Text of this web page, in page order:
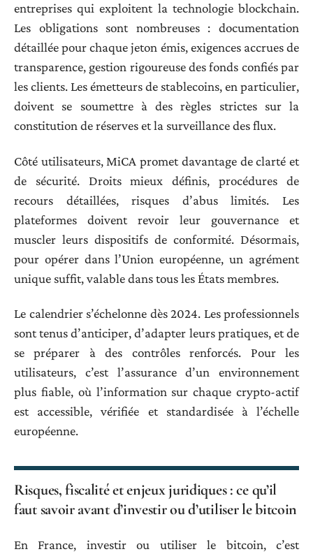
entreprises qui exploitent la technologie blockchain.
Les obligations sont nombreuses : documentation
détaillée pour chaque jeton émis, exigences accrues de
transparence, gestion rigoureuse des fonds confiés par
les clients. Les émetteurs de stablecoins, en particulier,
doivent se soumettre à des règles strictes sur la
constitution de réserves et la surveillance des flux.
Côté utilisateurs, MiCA promet davantage de clarté et
de sécurité. Droits mieux définis, procédures de
recours détaillées, risques d’abus limités. Les
plateformes doivent revoir leur gouvernance et
muscler leurs dispositifs de conformité. Désormais,
pour opérer dans l’Union européenne, un agrément
unique suffit, valable dans tous les États membres.
Le calendrier s’échelonne dès 2024. Les professionnels
sont tenus d’anticiper, d’adapter leurs pratiques, et de
se préparer à des contrôles renforcés. Pour les
utilisateurs, c’est l’assurance d’un environnement
plus fiable, où l’information sur chaque crypto-actif
est accessible, vérifiée et standardisée à l’échelle
européenne.
Risques, fiscalité et enjeux juridiques : ce qu’il
faut savoir avant d’investir ou d’utiliser le bitcoin
En France, investir ou utiliser le bitcoin, c’est